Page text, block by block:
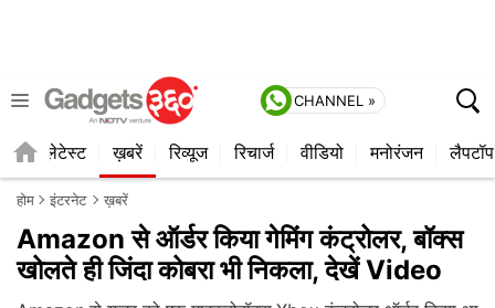
CHANNEL »
लेटेस्ट ख़बरें रिव्यूज रिचार्ज वीडियो मनोरंजन लैपटॉप
होम इंटरनेट ख़बरें
Amazon से ऑर्डर किया गेमिंग कंट्रोलर, बॉक्‍स
खोलते ही जिंदा कोबरा भी निकला, देखें Video